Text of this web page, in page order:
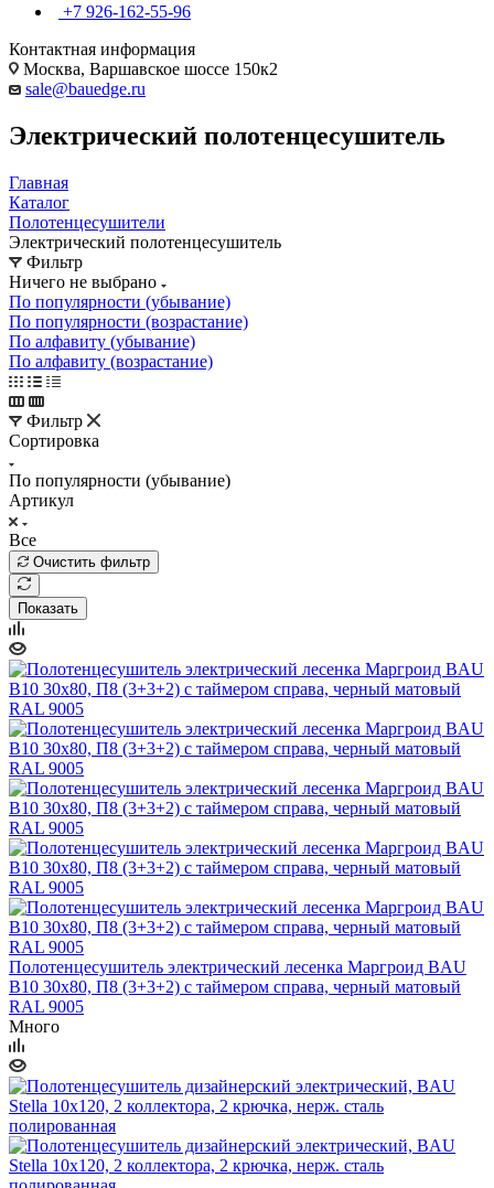
+7 926-162-55-96
Контактная информация
Москва, Варшавское шоссе 150к2
sale@bauedge.ru
Электрический полотенцесушитель
Главная
Каталог
Полотенцесушители
Электрический полотенцесушитель
Фильтр
Ничего не выбрано
По популярности (убывание)
По популярности (возрастание)
По алфавиту (убывание)
По алфавиту (возрастание)
Фильтр
Сортировка
По популярности (убывание)
Артикул
Все
Очистить фильтр
Показать
Полотенцесушитель электрический лесенка Маргроид BAU
В10 30х80, П8 (3+3+2) с таймером справа, черный матовый
RAL 9005
Много